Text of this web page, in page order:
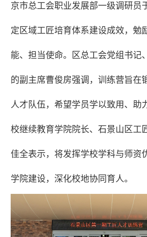
京市总工会职业发展部一级调研员
定区域工匠培育体系建设成效，勉
能、担当使命。区总工会党组书记
的副主席曹俊房强调，训练营旨在
人才队伍，希望学员学以致用、助
校继续教育学院院长、石景山区工
佳全表示，将发挥学校学科与师资
学院建设，深化校地协同育人。